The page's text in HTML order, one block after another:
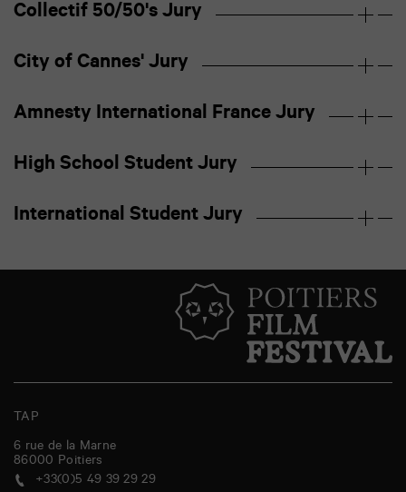
Collectif 50/50's Jury
City of Cannes' Jury
Amnesty International France Jury
High School Student Jury
International Student Jury
TAP
6 rue de la Marne
86000 Poitiers
+33(0)5 49 39 29 29